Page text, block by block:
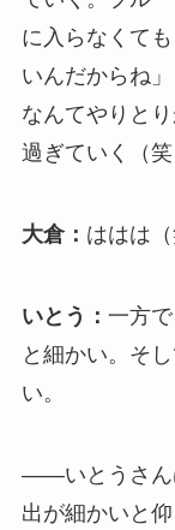
に入らなくて
いんだからね
なんてやりと
過ぎていく（笑
大倉： ははは（
いとう： 一方
と細かい。そ
い。
――いとうさん
出が細かいと